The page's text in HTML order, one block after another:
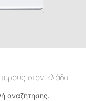
στον κλάδο
αναζήτησης.